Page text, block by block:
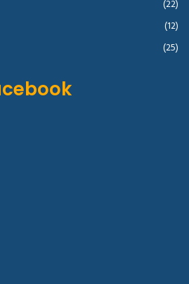
(22)
(12)
(25)